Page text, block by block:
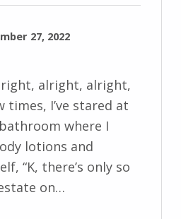
27, 2022
alright, alright,
times, I’ve stared at
where I
lotions and
“K, there’s only so
on…